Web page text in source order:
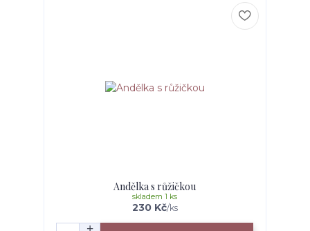
Andělka s růžičkou
230 Kč/ks
skladem 1 ks